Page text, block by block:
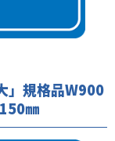
」規格品W900
㎜